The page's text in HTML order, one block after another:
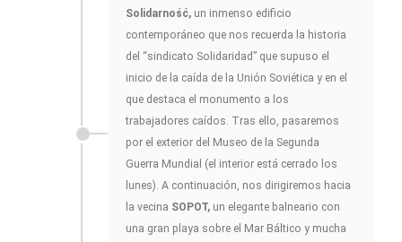
Solidarność, un inmenso edificio
contemporáneo que nos recuerda la historia
del “sindicato Solidaridad” que supuso el
inicio de la caída de la Unión Soviética y en el
que destaca el monumento a los
trabajadores caídos. Tras ello, pasaremos
por el exterior del Museo de la Segunda
Guerra Mundial (el interior está cerrado los
lunes). A continuación, nos dirigiremos hacia
la vecina SOPOT, un elegante balneario con
una gran playa sobre el Mar Báltico y mucha